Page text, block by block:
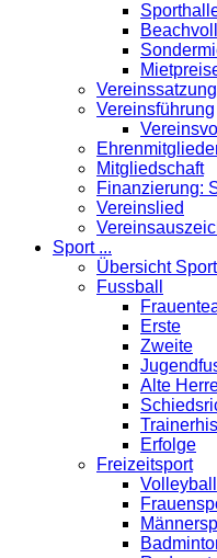
Vereinsführung
Mitgliedschaft
Finanzierung:
Vereinslied
Sport ...
Übersicht
Fussball
Erste
Zweite
Alte
Erfolge
Freizeitsport
Volleyball